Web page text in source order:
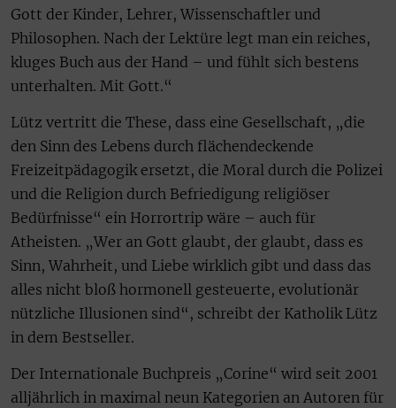
Gott der Kinder, Lehrer, Wissenschaftler und
Philosophen. Nach der Lektüre legt man ein reiches,
kluges Buch aus der Hand – und fühlt sich bestens
unterhalten. Mit Gott.“
Lütz vertritt die These, dass eine Gesellschaft, „die
den Sinn des Lebens durch flächendeckende
Freizeitpädagogik ersetzt, die Moral durch die Polizei
und die Religion durch Befriedigung religiöser
Bedürfnisse“ ein Horrortrip wäre – auch für
Atheisten. „Wer an Gott glaubt, der glaubt, dass es
Sinn, Wahrheit, und Liebe wirklich gibt und dass das
alles nicht bloß hormonell gesteuerte, evolutionär
nützliche Illusionen sind“, schreibt der Katholik Lütz
in dem Bestseller.
Der Internationale Buchpreis „Corine“ wird seit 2001
alljährlich in maximal neun Kategorien an Autoren für